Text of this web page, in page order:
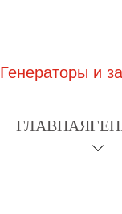
Генераторы и
ГЛАВНАЯ